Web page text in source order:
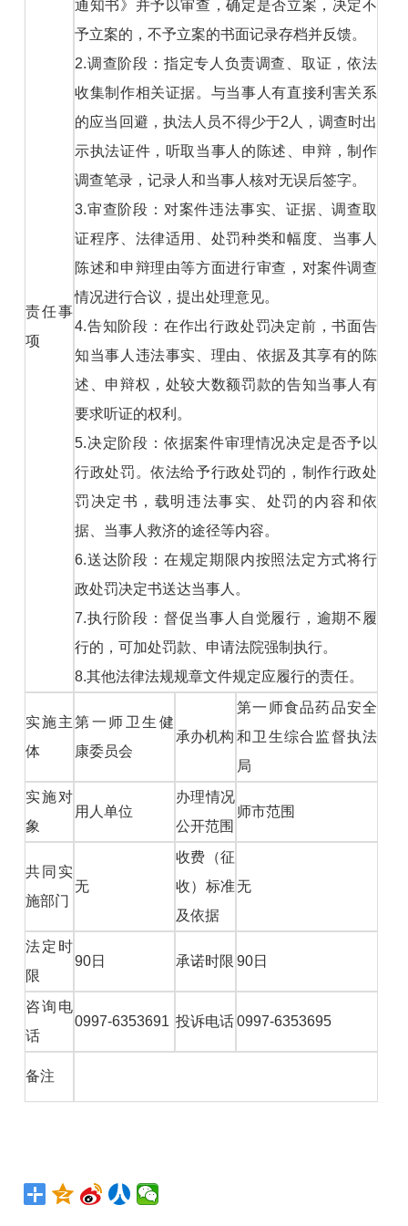
责任事
项
通知书》并予以审查，确定是否立案，决定不
予立案的，不予立案的书面记录存档并反馈。
2.调查阶段：指定专人负责调查、取证，依法
收集制作相关证据。与当事人有直接利害关系
的应当回避，执法人员不得少于2人，调查时出
示执法证件，听取当事人的陈述、申辩，制作
调查笔录，记录人和当事人核对无误后签字。
3.审查阶段：对案件违法事实、证据、调查取
证程序、法律适用、处罚种类和幅度、当事人
陈述和申辩理由等方面进行审查，对案件调查
情况进行合议，提出处理意见。
4.告知阶段：在作出行政处罚决定前，书面告
知当事人违法事实、理由、依据及其享有的陈
述、申辩权，处较大数额罚款的告知当事人有
要求听证的权利。
5.决定阶段：依据案件审理情况决定是否予以
行政处罚。依法给予行政处罚的，制作行政处
罚决定书，载明违法事实、处罚的内容和依
据、当事人救济的途径等内容。
6.送达阶段：在规定期限内按照法定方式将行
政处罚决定书送达当事人。
7.执行阶段：督促当事人自觉履行，逾期不履
行的，可加处罚款、申请法院强制执行。
8.其他法律法规规章文件规定应履行的责任。
实施主
体
第一师卫生健
康委员会
承办机构
第一师食品药品安全
和卫生综合监督执法
局
实施对
象
用人单位
办理情况
公开范围
师市范围
共同实
施部门
无
收费（征
收）标准
及依据
无
法定时
限
90日 承诺时限 90日
咨询电
话
0997-6353691 投诉电话0997-6353695
备注